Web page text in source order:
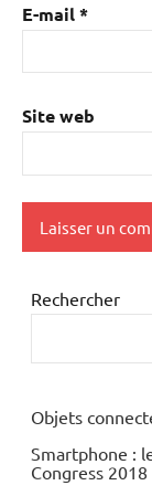
E-mail*
Site web
Rechercher
Objets
Smartphone :
Congress 2018